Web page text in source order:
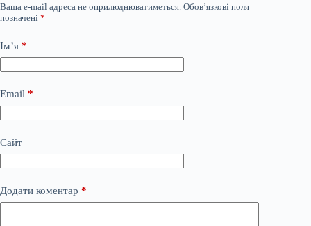
Ваша e-mail адреса не оприлюднюватиметься. Обов’язкові поля
позначені *
Ім’я *
Email *
Сайт
Додати коментар *